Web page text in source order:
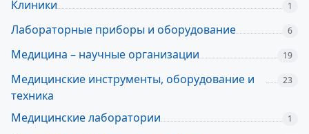
Клиники 1
Лабораторные приборы и оборудование 6
Медицина – научные организации 19
Медицинские инструменты, оборудование и
техника
23
Медицинские лаборатории 1